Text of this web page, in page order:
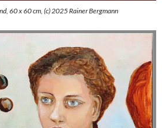
60 x 60 cm, (c) 2025 Rainer Bergmann